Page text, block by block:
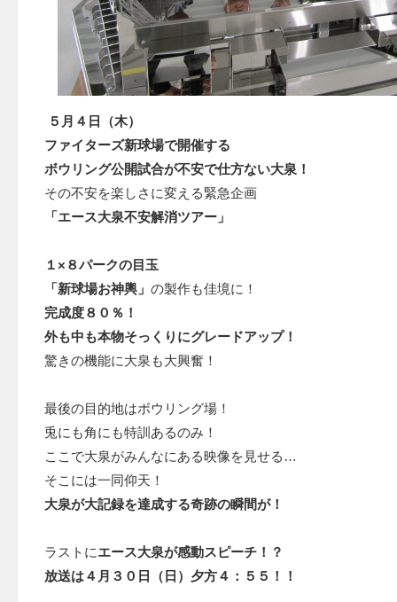
５月４日（木）
ファイターズ新球場で開催する
ボウリング公開試合が不安で仕方ない大泉！
その不安を楽しさに変える緊急企画
「エース大泉不安解消ツアー」
１×８パークの目玉
「新球場お神輿」 の製作も佳境に！
完成度８０％！
外も中も本物そっくりにグレードアップ！
驚きの機能に大泉も大興奮！
最後の目的地はボウリング場！
兎にも角にも特訓あるのみ！
ここで大泉がみんなにある映像を見せる…
そこには一同仰天！
大泉が大記録を達成する奇跡の瞬間が！
ラストにエース大泉が感動スピーチ！？
放送は４月３０日（日）夕方４：５５！！